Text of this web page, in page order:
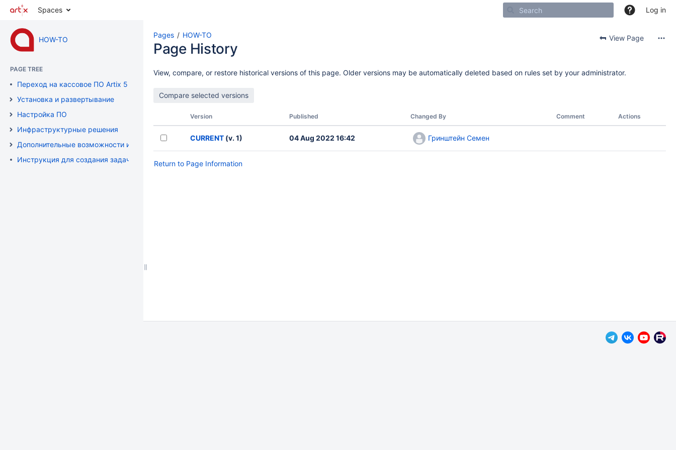
Spaces Log in
HOW-TO
PAGE TREE
Переход на кассовое ПО Artix 5
Установка и развертывание
Настройка ПО
Инфраструктурные решения
Дополнительные возможности и решения
Инструкция для создания задачи в Битрикс24
View Page
Pages HOW-TO
Page History
View, compare, or restore historical versions of this page. Older versions may be automatically deleted based on rules set by your administrator.
Version Published Changed By Comment Actions
CURRENT (v. 1) 04 Aug 2022 16:42 Гринштейн Семен
Return to Page Information